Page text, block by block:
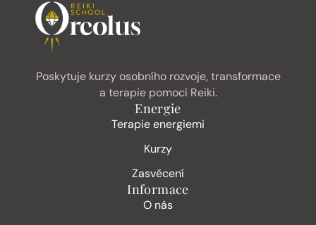
Poskytuje kurzy osobního rozvoje, transformace
a terapie pomocí Reiki.
Energie
Terapie energiemi
Kurzy
Zasvěcení
Informace
O nás